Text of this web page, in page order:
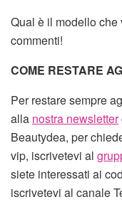
Qual è il modello
commenti!
COME RESTARE
Per restare sempre
alla nostra newsletter
Beautydea, per
vip, iscrivetevi al
siete interessati ai
iscrivetevi al canale